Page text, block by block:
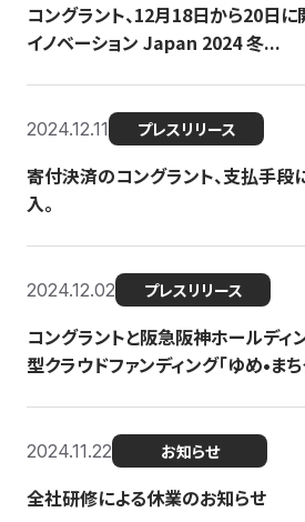
コングラント、12月18日から20日に
イノベーション Japan 2024 冬...
2024.12.11 プレスリリース
寄付決済のコングラント、支払手段
入。
2024.12.02 プレスリリース
コングラントと阪急阪神ホールディ
型クラウドファンディング「ゆめ•ま
2024.11.22 お知らせ
全社研修による休業のお知らせ